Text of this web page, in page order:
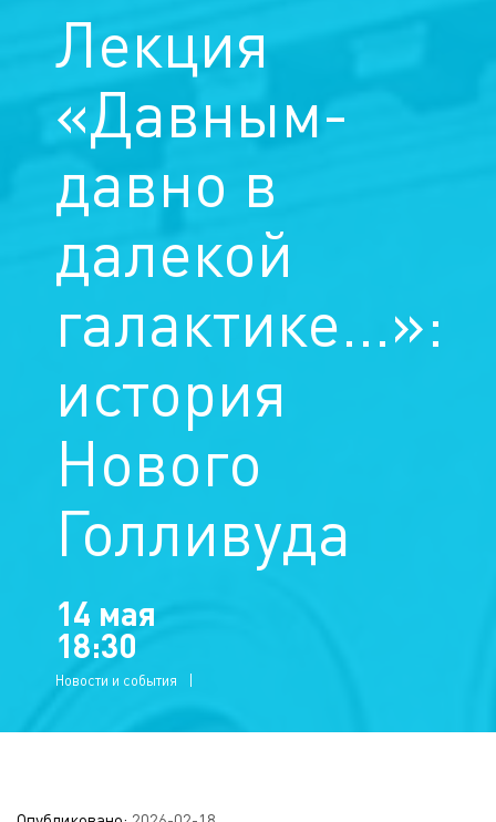
Лекция
«Давным-
давно в
далекой
галактике...»:
история
Нового
Голливуда
14 мая
18:30
Новости и события